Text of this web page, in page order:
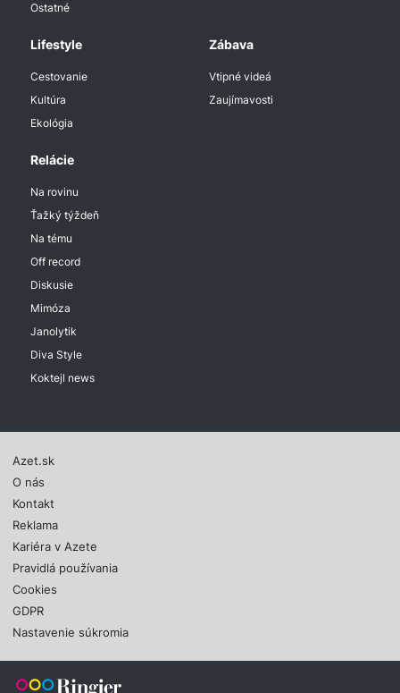
Ostatné
Lifestyle
Cestovanie
Kultúra
Ekológia
Zábava
Vtipné videá
Zaujímavosti
Relácie
Na rovinu
Ťažký týždeň
Na tému
Off record
Diskusie
Mimóza
Janolytik
Diva Style
Koktejl news
Azet.sk
O nás
Kontakt
Reklama
Kariéra v Azete
Pravidlá používania
Cookies
GDPR
Nastavenie súkromia